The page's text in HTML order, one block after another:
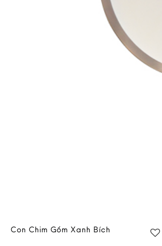
Con Chim Gốm Xanh Bích